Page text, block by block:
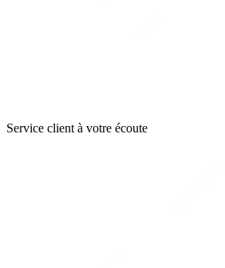
Service client à votre écoute